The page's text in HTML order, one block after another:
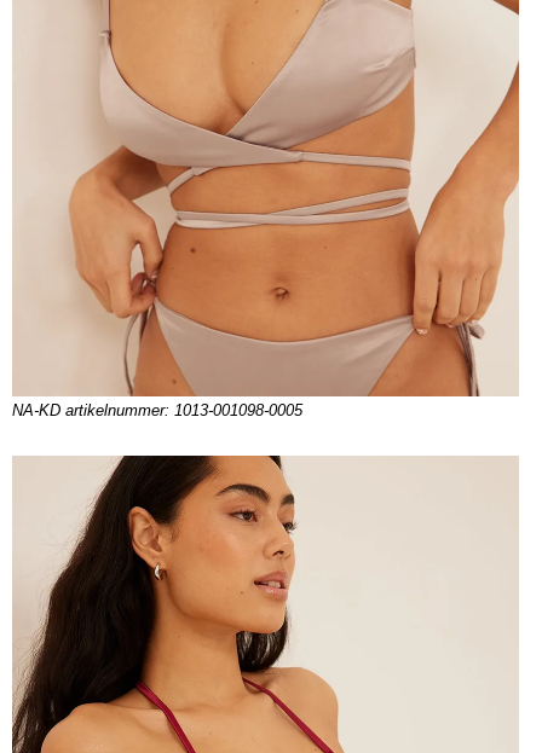
NA-KD artikelnummer: 1013-001098-0005